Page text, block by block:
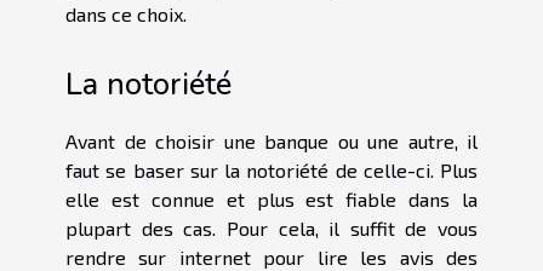
dans ce choix.
La notoriété
Avant de choisir une banque ou une autre, il
faut se baser sur la notoriété de celle-ci. Plus
elle est connue et plus est fiable dans la
plupart des cas. Pour cela, il suffit de vous
rendre sur internet pour lire les avis des